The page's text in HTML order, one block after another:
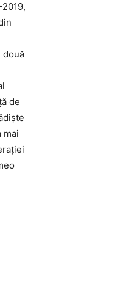
două
de
mai